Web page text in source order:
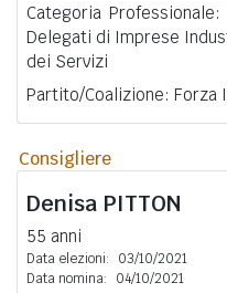
Categoria
Delegati di Imprese
dei Servizi
Partito/Coalizione: Forza
Consigliere
Denisa PITTON
55 anni
Data elezioni:
03/10/2021
Data nomina:
04/10/2021